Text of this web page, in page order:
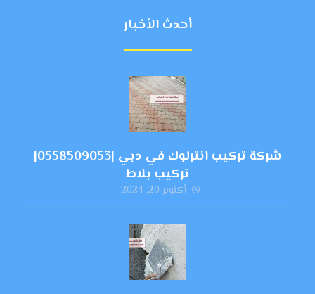
أحدث الأخبار
شركة تركيب انترلوك في دبي |0558509053|
تركيب بلاط
أكتوبر 20, 2024